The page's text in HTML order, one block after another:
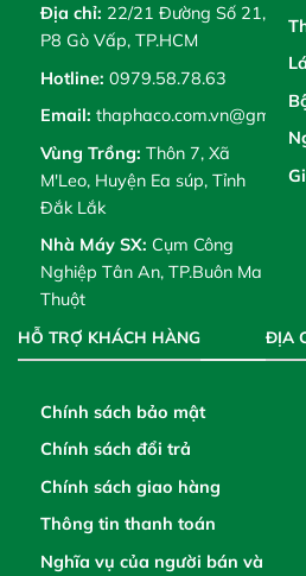
Địa chỉ: 22/21 Đường Số 21,
P8 Gò Vấp, TP.HCM
Hotline: 0979.58.78.63
Email:
Vùng Trồng: Thôn 7, Xã
M'Leo, Huyện Ea súp, Tỉnh
Đắk Lắk
Nhà Máy SX: Cụm Công
Nghiệp Tân An, TP.Buôn Ma
Thuột
HỖ TRỢ KHÁCH HÀNG
Chính sách bảo mật
Chính sách đổi trả
Chính sách giao hàng
Thông tin thanh toán
Nghĩa vụ của người bán và
ĐỊA